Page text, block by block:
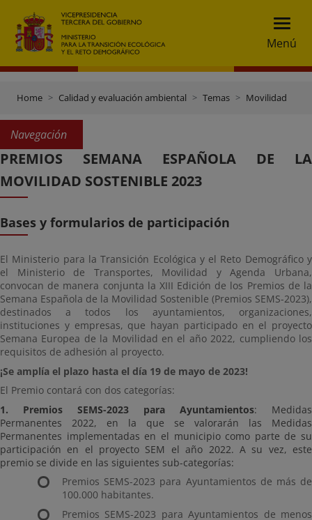
Menú
Home Calidad y evaluación ambiental Temas Movilidad
Navegación
PREMIOS SEMANA ESPAÑOLA DE LA
MOVILIDAD SOSTENIBLE 2023
Bases y formularios de participación
El Ministerio para la Transición Ecológica y el Reto Demográfico y
el Ministerio de Transportes, Movilidad y Agenda Urbana,
convocan de manera conjunta la XIII Edición de los Premios de la
Semana Española de la Movilidad Sostenible (Premios SEMS-2023),
destinados a todos los ayuntamientos, organizaciones,
instituciones y empresas, que hayan participado en el proyecto
Semana Europea de la Movilidad en el año 2022, cumpliendo los
requisitos de adhesión al proyecto.
¡Se amplía el plazo hasta el día 19 de mayo de 2023!
El Premio contará con dos categorías:
1.
Premios SEMS-2023 para Ayuntamientos: Medidas
Permanentes 2022, en la que se valorarán las Medidas
Permanentes implementadas en el municipio como parte de su
participación en el proyecto SEM el año 2022. A su vez, este
premio se divide en las siguientes sub-categorías:
Premios SEMS-2023 para Ayuntamientos de más de
100.000 habitantes.
Premios SEMS-2023 para Ayuntamientos de menos